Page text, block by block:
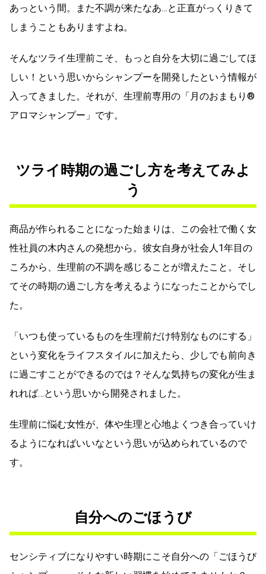
あっという間。また不調が来たなあ…と正直がっくりきて
しまうこともありますよね。
そんなツライ生理前こそ、もっと自分を大切に過ごしてほ
しい！という思いからシャンプーを開発したという情報が
入ってきました。それが、生理前専用の「月のおまもり®
アロマシャンプー」です。
ツライ時期の過ごし方を考えてみよ
う
商品が作られることになった始まりは、この会社で働く女
性社員の木内さんの発想から。彼女自身が社会人1年目の
ころから、生理前の不調を感じることが増えたこと。そし
てその時期の過ごし方を考えるようになったことからでし
た。
「いつも使っているものを生理前だけ特別なものにする」
という変化をライフスタイルに加えたら、少しでも前向き
に過ごすことができるのでは？そんな気持ちの変化が生ま
れれば…という思いから開発されました。
生理前に悩む女性が、体や生理と心地よくつき合っていけ
るようになればいいなという思いが込められているので
す。
自分へのごほうび
センシティブになりやすい時期にこそ自分への「ごほうび